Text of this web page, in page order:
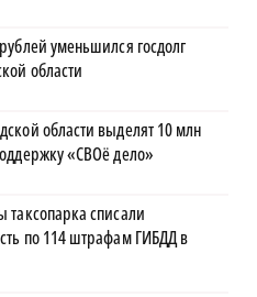
уменьшился госдолг
области
области выделят 10 млн
«СВОё дело»
таксопарка списали
по 114 штрафам ГИБДД в